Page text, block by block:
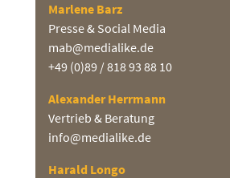
Marlene Barz
Presse & Social Media
mab@medialike.de
+49 (0)89 / 818 93 88 10
Alexander Herrmann
Vertrieb & Beratung
info@medialike.de
Harald Longo